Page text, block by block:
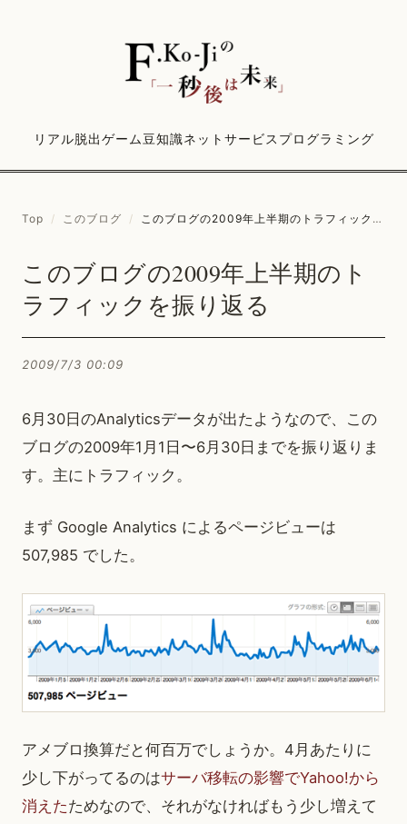
リアル脱出ゲーム豆知識ネットサービス プログラミング
Top / このブログ / このブログの2009年上半期のトラフィックを振り返る
このブログの2009年上半期のト
ラフィックを振り返る
2009/7/3 00:09
6月30日のAnalyticsデータが出たようなので、この
ブログの2009年1月1日〜6月30日までを振り返りま
す。主にトラフィック。
まず Google Analytics によるページビューは
507,985 でした。
アメブロ換算だと何百万でしょうか。4月あたりに
少し下がってるのはサーバ移転の影響でYahoo!から
消えたためなので、それがなければもう少し増えて